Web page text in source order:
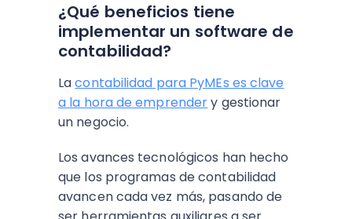
¿Qué beneficios tiene
implementar un software de
contabilidad?
Lacontabilidad para PyMEs es clave
a la hora de emprendery gestionar
un negocio.
Los avances tecnológicos han hecho
que los programas de contabilidad
avancen cada vez más, pasando de